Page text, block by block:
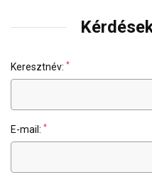
Keresztnév: *
E-mail: *